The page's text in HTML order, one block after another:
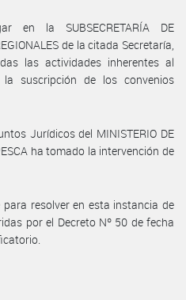
en la SUBSECRETARÍA DE
de la citada Secretaría,
las actividades inherentes al
suscripción de los convenios
Jurídicos del MINISTERIO DE
ha tomado la intervención de
resolver en esta instancia de
por el Decreto Nº 50 de fecha